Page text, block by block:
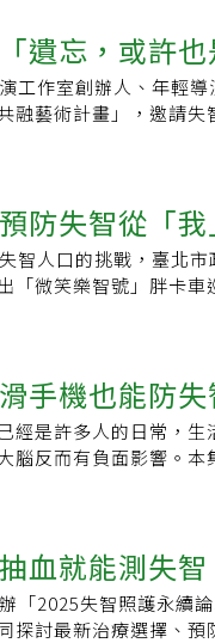
遺忘，或許
帶給失智症家
工作室創辦人、年輕
融藝術計畫」，邀請失
防失智從「
訣
智人口的挑戰，臺北
「微笑樂智號」胖卡車
手機也能防
經是許多人的日常，生
腦反而有負面影響。本
血就能測失
「2025失智照護永續
探討最新治療選擇、預